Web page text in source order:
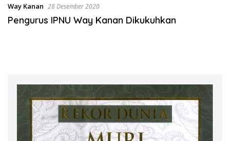
Way Kanan 28 Desember 2020
Pengurus IPNU Way Kanan Dikukuhkan